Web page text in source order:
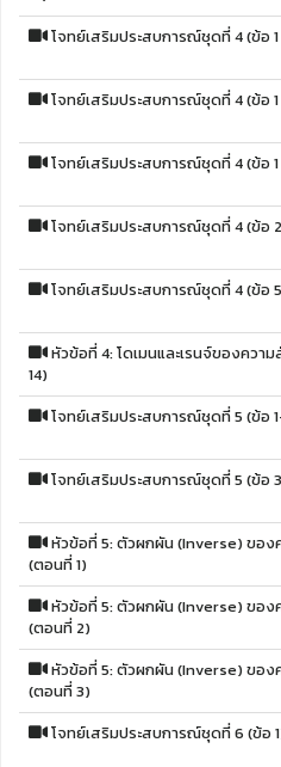
โจทย์เสริมประสบการณ์ชุดที่ 4 (ข้อ
โจทย์เสริมประสบการณ์ชุดที่ 4 (ข้อ
โจทย์เสริมประสบการณ์ชุดที่ 4 (ข้อ
โจทย์เสริมประสบการณ์ชุดที่ 4 (ข้อ
โจทย์เสริมประสบการณ์ชุดที่ 4 (ข้อ
หัวข้อที่ 4: โดเมนและเรนจ์ของควา
14)
โจทย์เสริมประสบการณ์ชุดที่ 5 (ข้อ
โจทย์เสริมประสบการณ์ชุดที่ 5 (ข้อ
หัวข้อที่ 5: ตัวผกผัน (Inverse) ขอ
(ตอนที่ 1)
หัวข้อที่ 5: ตัวผกผัน (Inverse) ขอ
(ตอนที่ 2)
หัวข้อที่ 5: ตัวผกผัน (Inverse) ขอ
(ตอนที่ 3)
โจทย์เสริมประสบการณ์ชุดที่ 6 (ข้อ